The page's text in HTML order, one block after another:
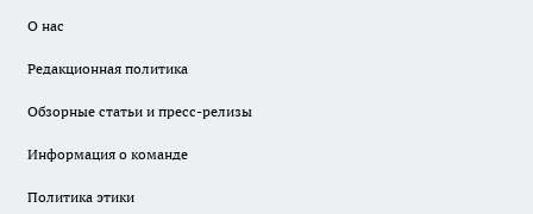
О нас
Редакционная политика
Обзорные статьи и пресс-релизы
Информация о команде
Политика этики